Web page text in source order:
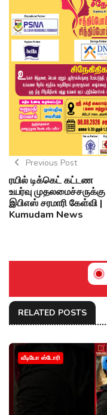
Previous Post
ரயில் டிக்கெட் கட்டண
உயர்வு முதலமைச்சருக்கு
இபிஎஸ் சரமாரி கேள்வி |
Kumudam News
RELATED POSTS
வீடியோ ஸ்டோரி